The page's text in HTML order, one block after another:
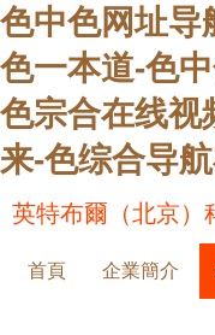
色中色网址导
色一本道-色
色宗合在线视
来-色综合导
英特布爾（北京）
首頁 企業簡介